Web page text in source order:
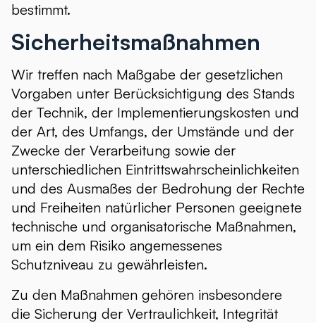
bestimmt.
Sicherheitsmaßnahmen
Wir treffen nach Maßgabe der gesetzlichen
Vorgaben unter Berücksichtigung des Stands
der Technik, der Implementierungskosten und
der Art, des Umfangs, der Umstände und der
Zwecke der Verarbeitung sowie der
unterschiedlichen Eintrittswahrscheinlichkeiten
und des Ausmaßes der Bedrohung der Rechte
und Freiheiten natürlicher Personen geeignete
technische und organisatorische Maßnahmen,
um ein dem Risiko angemessenes
Schutzniveau zu gewährleisten.
Zu den Maßnahmen gehören insbesondere
die Sicherung der Vertraulichkeit, Integrität